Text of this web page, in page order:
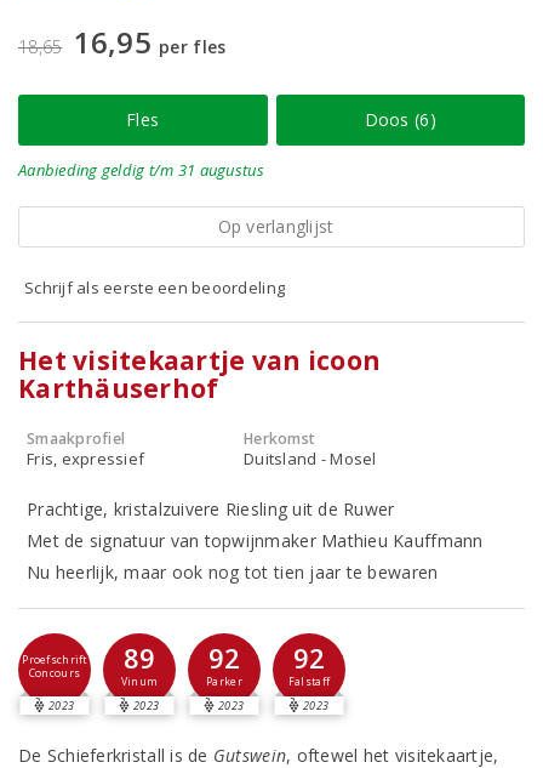
18,65 16,95 per fles
Fles Doos (6)
Aanbieding geldig t/m 31 augustus
Op verlanglijst
Schrijf als eerste een beoordeling
Het visitekaartje van icoon
Karthäuserhof
Smaakprofiel
Fris, expressief
Herkomst
Duitsland - Mosel
Prachtige, kristalzuivere Riesling uit de Ruwer
Met de signatuur van topwijnmaker Mathieu Kauffmann
Nu heerlijk, maar ook nog tot tien jaar te bewaren
Proefschrift
Concours
2023
89
Vinum
2023
92
Parker
2023
92
Falstaff
2023
De Schieferkristall is de Gutswein, oftewel het visitekaartje,